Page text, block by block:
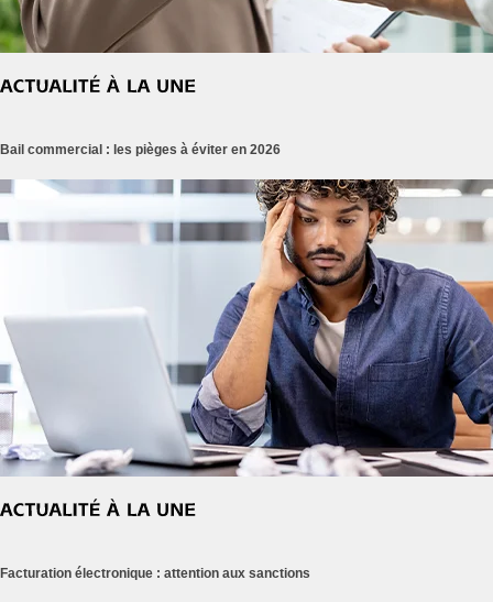
Bail commercial : les pièges à éviter en 2026
Facturation électronique : attention aux sanctions